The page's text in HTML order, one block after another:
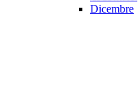
Dicembre